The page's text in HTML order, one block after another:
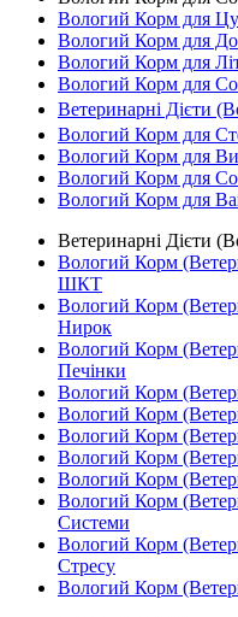
Вологий Корм для
Вологий Корм для
Вологий Корм для
Вологий Корм для
Ветеринарні Дієти
Вологий Корм для
Вологий Корм для
Вологий Корм для
Вологий Корм для
Ветеринарні Дієти
Вологий Корм
ШКТ
Вологий Корм
Нирок
Вологий Корм
Печінки
Вологий Корм
Вологий Корм
Вологий Корм
Вологий Корм
Вологий Корм
Вологий Корм
Системи
Вологий Корм
Стресу
Вологий Корм